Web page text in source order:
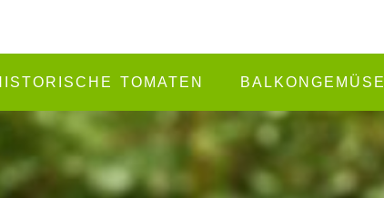
TOMATEN BALKONGEMÜSE